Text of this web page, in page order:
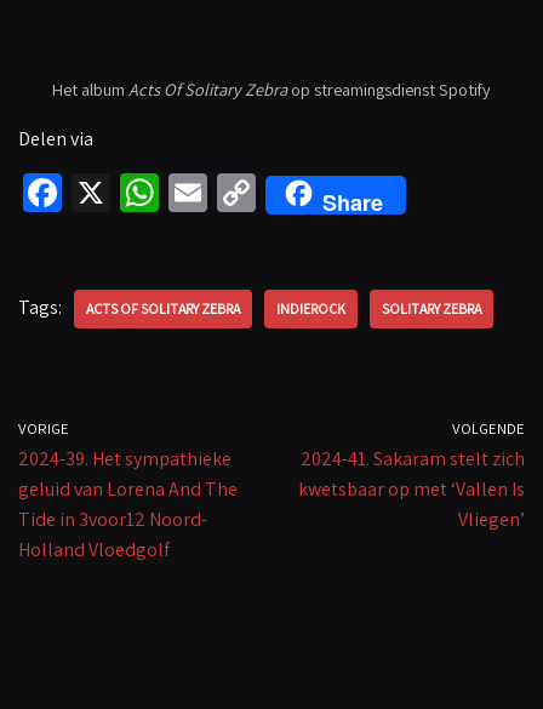
Het album Acts Of Solitary Zebraop streamingsdienst Spotify
Delen via
Fa
o
X W
sA
E C
o
y
Share
Tags: ACTS OF SOLITARY ZEBRA INDIEROCK SOLITARY ZEBRA
VORIGE
2024-39. Het sympathieke
geluid van Lorena And The
Tide in 3voor12 Noord-
Holland Vloedgolf
VOLGENDE
2024-41. Sakaram stelt zich
kwetsbaar op met ‘Vallen Is
Vliegen’